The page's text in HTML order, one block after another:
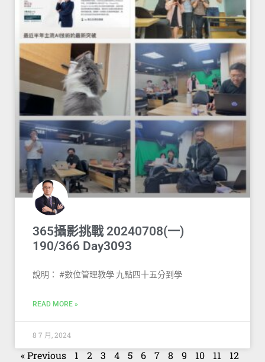
365攝影挑戰 20240708(一)
190/366 Day3093
說明： #數位管理教學 九點四十五分到學
READ MORE »
8 7 月, 2024
« Previous 1 2 3 4 5 6 7 8 9 10 11
12